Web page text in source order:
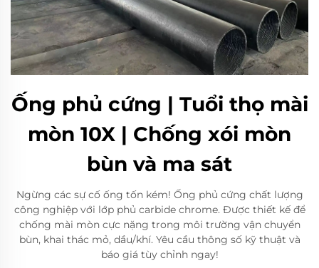
Ống phủ cứng | Tuổi thọ mài
mòn 10X | Chống xói mòn
bùn và ma sát
Ngừng các sự cố ống tốn kém! Ống phủ cứng chất lượng
công nghiệp với lớp phủ carbide chrome. Được thiết kế để
chống mài mòn cực nặng trong môi trường vận chuyển
bùn, khai thác mỏ, dầu/khí. Yêu cầu thông số kỹ thuật và
báo giá tùy chỉnh ngay!